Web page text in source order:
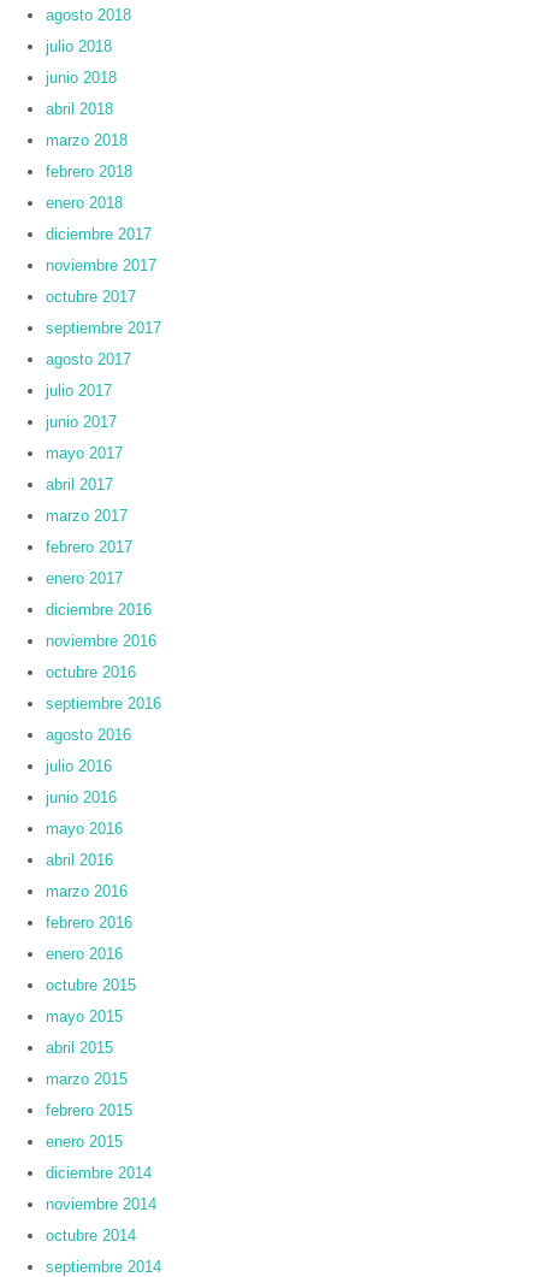
agosto 2018
julio 2018
junio 2018
abril 2018
marzo 2018
febrero 2018
enero 2018
diciembre 2017
noviembre 2017
octubre 2017
septiembre 2017
agosto 2017
julio 2017
junio 2017
mayo 2017
abril 2017
marzo 2017
febrero 2017
enero 2017
diciembre 2016
noviembre 2016
octubre 2016
septiembre 2016
agosto 2016
julio 2016
junio 2016
mayo 2016
abril 2016
marzo 2016
febrero 2016
enero 2016
octubre 2015
mayo 2015
abril 2015
marzo 2015
febrero 2015
enero 2015
diciembre 2014
noviembre 2014
octubre 2014
septiembre 2014